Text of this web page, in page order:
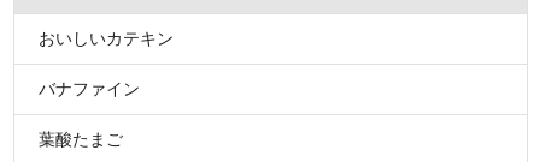
おいしいカテキン
バナファイン
葉酸たまご